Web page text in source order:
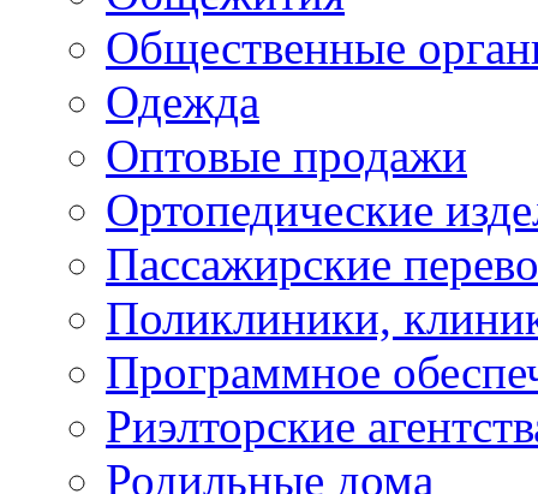
Общественные
Одежда
Оптовые продажи
Ортопедические
Пассажирские
Поликлиники,
Программное
Риэлторские
Родильные дома